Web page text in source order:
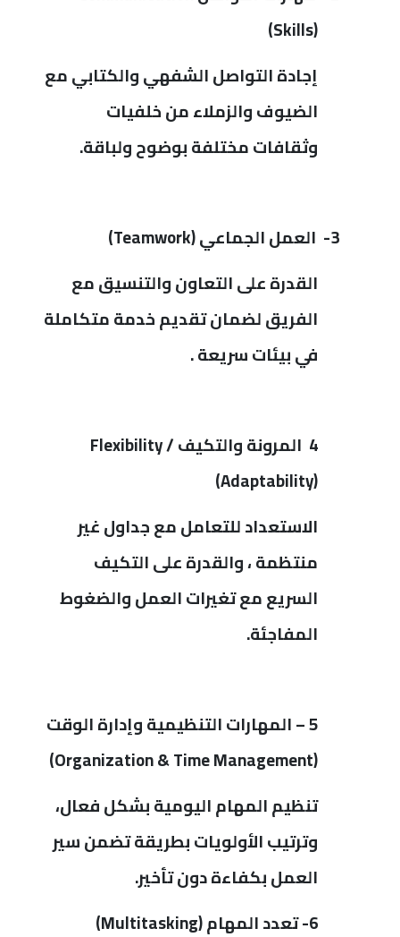
Skills)
)
إجادة التواصل الشفهي والكتابي مع
الضيوف والزملاء من خلفيات
وثقافات مختلفة بوضوح ولباقة.
3- العمل الجماعيTeamwork)
)
القدرة على التعاون والتنسيق مع
الفريق لضمان تقديم خدمة متكاملة
في بيئات سريعة .
4 المرونة والتكيف
Flexibility /
Adaptability)
)
الاستعداد للتعامل مع جداول غير
منتظمة ، والقدرة على التكيف
السريع مع تغيرات العمل والضغوط
المفاجئة.
5 – المهارات التنظيمية وإدارة الوقت
Organization & Time Management)
)
تنظيم المهام اليومية بشكل فعال،
وترتيب الأولويات بطريقة تضمن سير
العمل بكفاءة دون تأخير.
6- تعدد المهام
Multitasking)
)